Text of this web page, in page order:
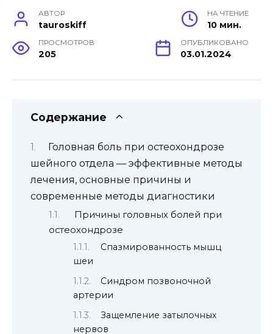
АВТОР
tauroskiff
НА ЧТЕНИЕ
10 мин.
ПРОСМОТРОВ
205
ОПУБЛИКОВАНО
03.01.2024
Содержание
Головная боль при остеохондрозе
шейного отдела — эффективные методы
лечения, основные причины и
современные методы диагностики
Причины головных болей при
остеохондрозе
Спазмированность мышц
шеи
Синдром позвоночной
артерии
Защемление затылочных
нервов